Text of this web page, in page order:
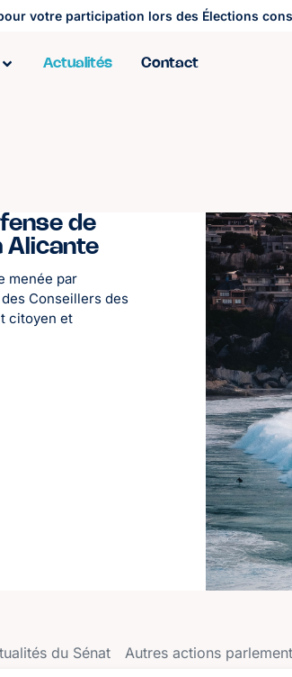
votre participation lors des Élections
Actualités Contact
de
Alicante
menée par
Conseillers des
citoyen et
du Sénat Autres actions